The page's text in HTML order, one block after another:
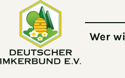
Zum Hauptinhalt springen
Wer